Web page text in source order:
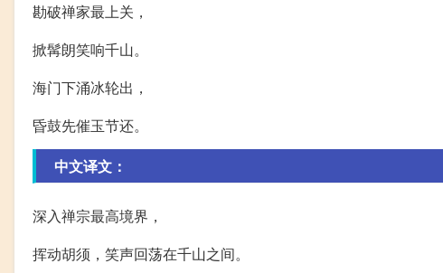
勘破禅家最上关，
掀髯朗笑响千山。
海门下涌冰轮出，
昏鼓先催玉节还。
中文译文：
深入禅宗最高境界，
挥动胡须，笑声回荡在千山之间。